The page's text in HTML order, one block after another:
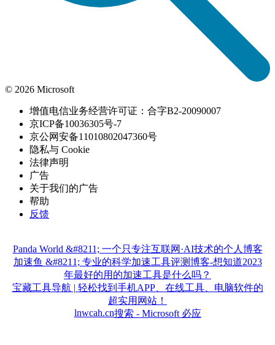
© 2026 Microsoft
增值电信业务经营许可证：合字B2-20090007
京ICP备10036305号-7
京公网安备11010802047360号
隐私与 Cookie
法律声明
广告
关于我们的广告
帮助
反馈
Panda World &#8211; 一个只专注互联网·AI技术的个人博客
加速鱼 &#8211; 专业的科学加速工具评测博客-想知道2023
年最好的用的加速工具是什么吗？
宝藏工具导航 | 轻松找到手机APP、在线工具、电脑软件的
超实用网站！
lnwcah.cn搜索 - Microsoft 必应